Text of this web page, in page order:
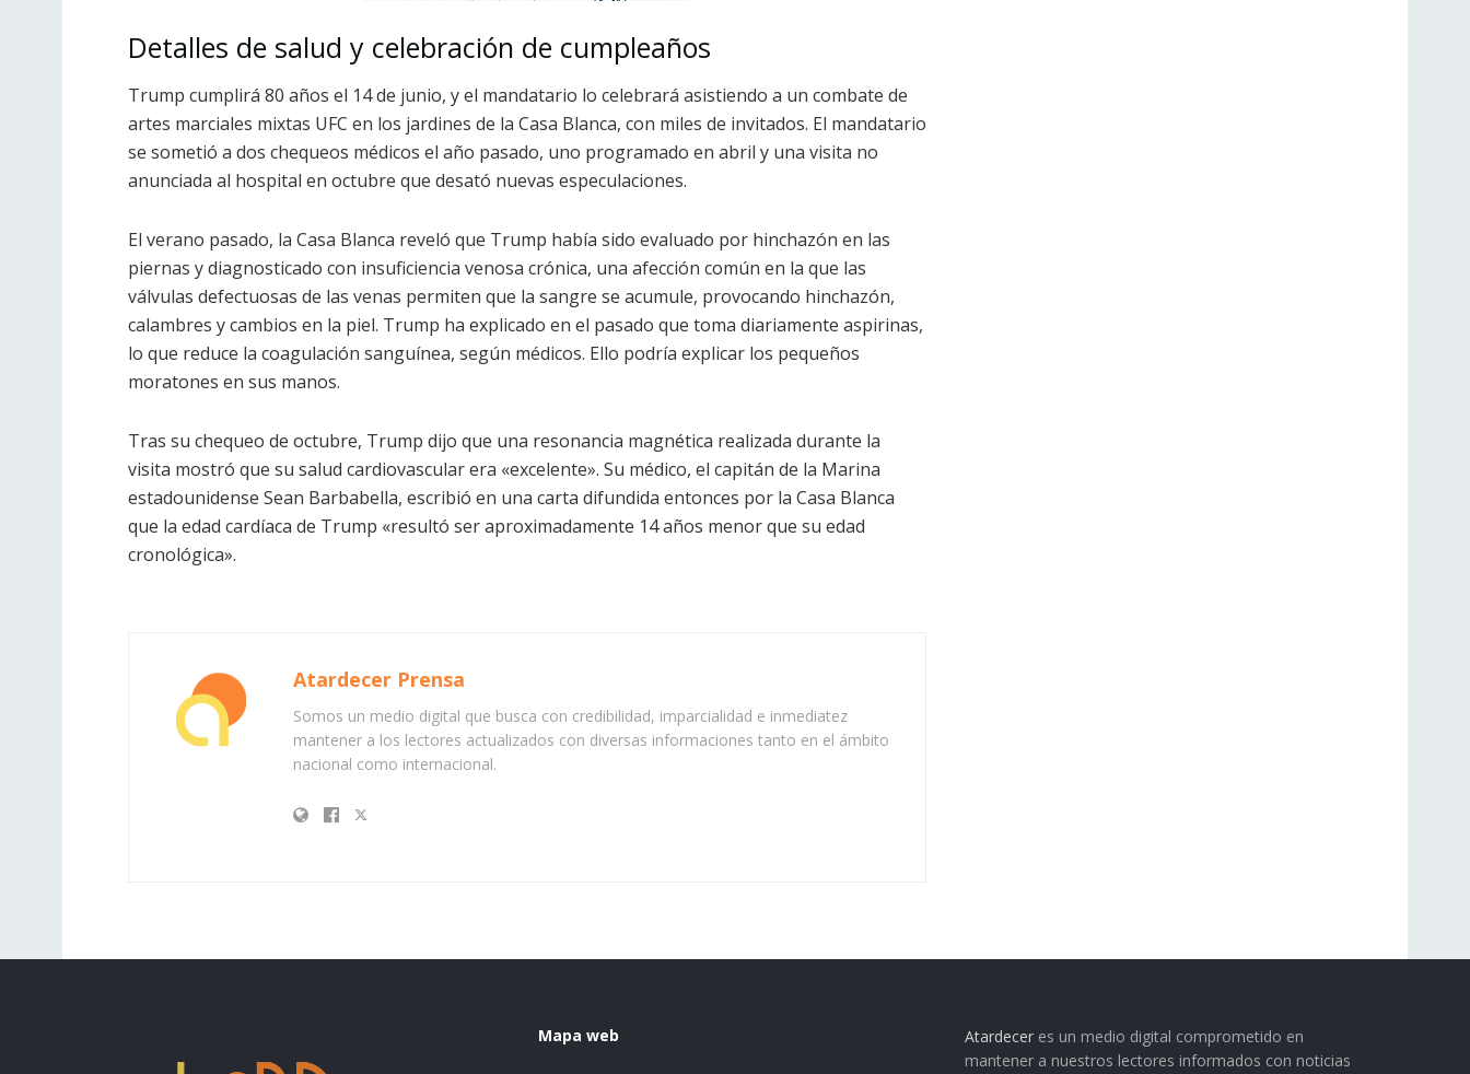
Detalles de salud y celebración de cumpleaños
Trump cumplirá 80 años el 14 de junio, y el mandatario lo celebrará asistiendo a un combate de
artes marciales mixtas UFC en los jardines de la Casa Blanca, con miles de invitados. El mandatario
se sometió a dos chequeos médicos el año pasado, uno programado en abril y una visita no
anunciada al hospital en octubre que desató nuevas especulaciones.
El verano pasado, la Casa Blanca reveló que Trump había sido evaluado por hinchazón en las
piernas y diagnosticado con insuficiencia venosa crónica, una afección común en la que las
válvulas defectuosas de las venas permiten que la sangre se acumule, provocando hinchazón,
calambres y cambios en la piel. Trump ha explicado en el pasado que toma diariamente aspirinas,
lo que reduce la coagulación sanguínea, según médicos. Ello podría explicar los pequeños
moratones en sus manos.
Tras su chequeo de octubre, Trump dijo que una resonancia magnética realizada durante la
visita mostró que su salud cardiovascular era «excelente». Su médico, el capitán de la Marina
estadounidense Sean Barbabella, escribió en una carta difundida entonces por la Casa Blanca
que la edad cardíaca de Trump «resultó ser aproximadamente 14 años menor que su edad
cronológica».
Atardecer Prensa
Somos un medio digital que busca con credibilidad, imparcialidad e inmediatez
mantener a los lectores actualizados con diversas informaciones tanto en el ámbito
nacional como internacional.
Mapa web Atardecer es un medio digital comprometido en
mantener a nuestros lectores informados con noticias